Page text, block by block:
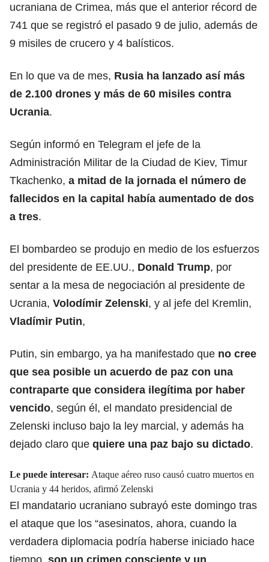
ucraniana de Crimea, más que el anterior récord de
741 que se registró el pasado 9 de julio, además de
9 misiles de crucero y 4 balísticos.
En lo que va de mes, Rusia ha lanzado así más
de 2.100 drones y más de 60 misiles contra
Ucrania.
Según informó en Telegram el jefe de la
Administración Militar de la Ciudad de Kiev, Timur
Tkachenko, a mitad de la jornada el número de
fallecidos en la capital había aumentado de dos
a tres.
El bombardeo se produjo en medio de los esfuerzos
del presidente de EE.UU., Donald Trump, por
sentar a la mesa de negociación al presidente de
Ucrania, Volodímir Zelenski, y al jefe del Kremlin,
Vladímir Putin,
Putin, sin embargo, ya ha manifestado que no cree
que sea posible un acuerdo de paz con una
contraparte que considera ilegítima por haber
vencido, según él, el mandato presidencial de
Zelenski incluso bajo la ley marcial, y además ha
dejado claro que quiere una paz bajo su dictado.
Le puede interesar: Ataque aéreo ruso causó cuatro muertos en
Ucrania y 44 heridos, afirmó Zelenski
El mandatario ucraniano subrayó este domingo tras
el ataque que los “asesinatos, ahora, cuando la
verdadera diplomacia podría haberse iniciado hace
tiempo, son un crimen consciente y un